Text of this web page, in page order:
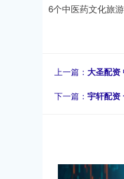
6个中医药文化旅
上一篇： 大圣配资
下一篇： 宇轩配资